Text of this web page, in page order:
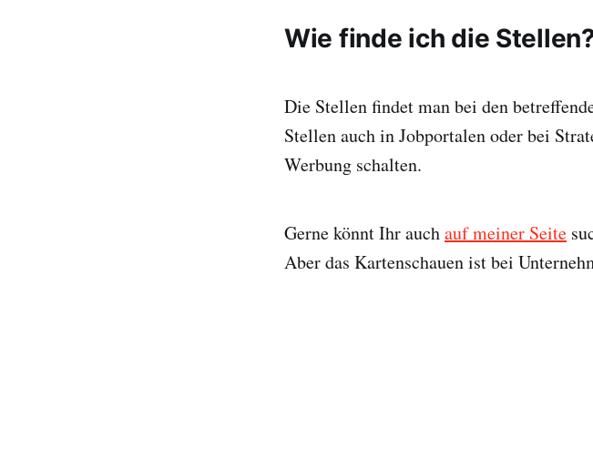
Wie finde ich die
Die Stellen findet man bei den
Stellen auch in Jobportalen oder bei
Werbung schalten.
Gerne könnt Ihr auchauf meiner Seite
Aber das Kartenschauen ist bei